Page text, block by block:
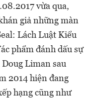
vừa qua,
giả những màn
Lách Luật Kiểu
phẩm đánh dấu sự
Liman sau
2014 hiện đang
hạng cũng như